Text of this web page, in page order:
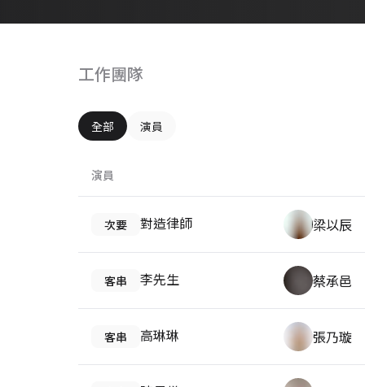
工作團隊
全部 演員
演員
次要 對造律師 梁以辰
客串 李先生 蔡承邑
客串 高琳琳 張乃璇